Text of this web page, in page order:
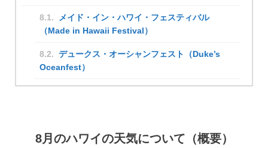
メイド・イン・ハワイ・フェスティバル
（Made in Hawaii Festival）
デュークス・オーシャンフェスト（Duke’s
Oceanfest）
8月のハワイの天気について（概要）